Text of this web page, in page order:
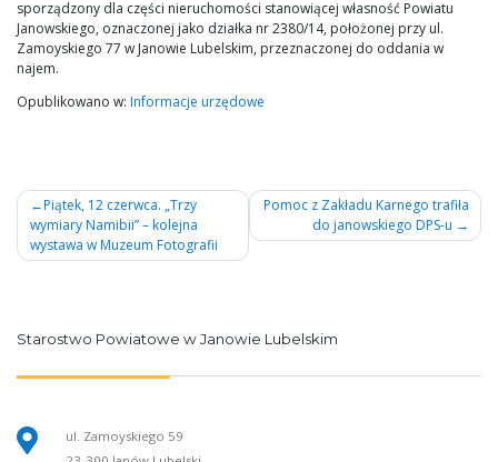
sporządzony dla części nieruchomości stanowiącej własność Powiatu
Janowskiego, oznaczonej jako działka nr 2380/14, położonej przy ul.
Zamoyskiego 77 w Janowie Lubelskim, przeznaczonej do oddania w
najem.
Opublikowano w: Informacje urzędowe
Nawigacja
wpisu
Piątek, 12 czerwca. „Trzy
wymiary Namibii” – kolejna
wystawa w Muzeum Fotografii
Pomoc z Zakładu Karnego trafiła
do janowskiego DPS-u
Starostwo Powiatowe w Janowie Lubelskim
ul. Zamoyskiego 59